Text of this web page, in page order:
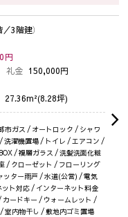
／3階建）
円
礼金 150,000円
27.36m²(8.28坪)
市ガス / オートロック / シャワ
洗濯機置場 / トイレ / エアコン /
/ 複層ガラス / 洗髪洗面化粧
/ クローゼット / フローリング
ッター雨戸 / 水道(公営) / 電気
ト対応 / インターネット料金
ードキー / ウォームレット /
室内物干し / 敷地内ゴミ置場